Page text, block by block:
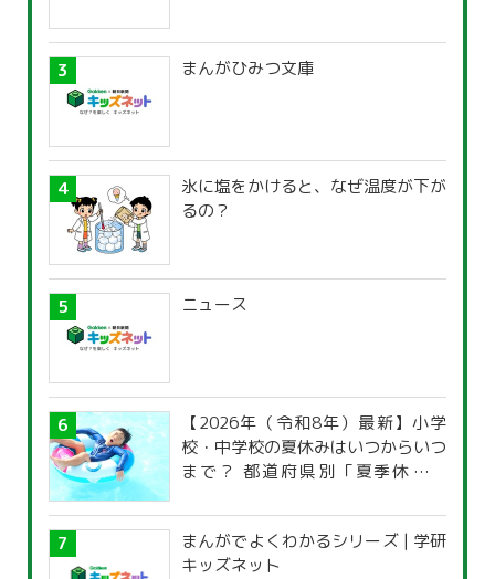
まんがひみつ文庫
氷に塩をかけると、なぜ温度が下が
るの？
ニュース
【2026年（令和8年）最新】小学
校・中学校の夏休みはいつからいつ
まで？ 都道府県別「夏季休暇一
まんがでよくわかるシリーズ | 学研
キッズネット